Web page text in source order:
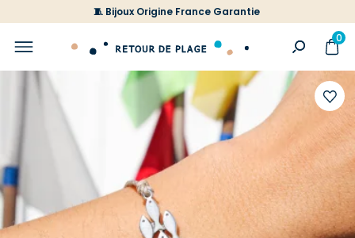
🧵 Bijoux Origine France Garantie
0
à
votre